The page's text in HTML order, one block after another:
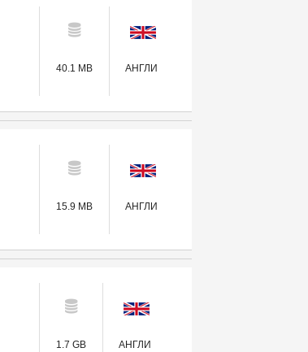
40.1 MB АНГЛИ
15.9 MB АНГЛИ
1.7 GB АНГЛИ